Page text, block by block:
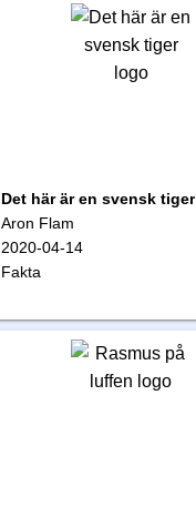
Det här är en svensk tiger
Aron Flam
2020-04-14
Fakta